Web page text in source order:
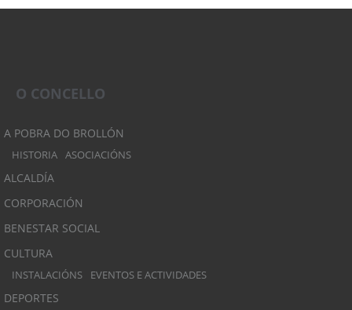
O CONCELLO
A POBRA DO BROLLÓN
HISTORIA ASOCIACIÓNS
ALCALDÍA
CORPORACIÓN
BENESTAR SOCIAL
CULTURA
INSTALACIÓNS EVENTOS E ACTIVIDADES
DEPORTES